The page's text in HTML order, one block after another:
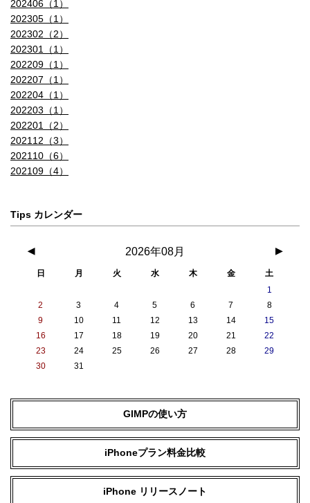
202406（1）
202305（1）
202302（2）
202301（1）
202209（1）
202207（1）
202204（1）
202203（1）
202201（2）
202112（3）
202110（6）
202109（4）
Tips カレンダー
2026年08月
◀ ▶
日 月 火 水 木 金
土
1
2
3 4 5 6 7
8
9
10 11 12 13 14
15
16
17 18 19 20 21
22
23
24 25 26 27 28
29
30
31
GIMPの使い方
iPhoneプラン料金比較
iPhone リリースノート